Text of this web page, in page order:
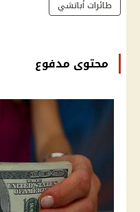
طائرات أباتشي
محتوى مدفوع